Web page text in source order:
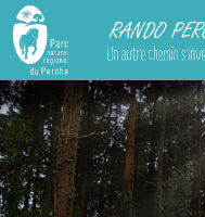
Rando Perche
Tour du bois de Dambrai